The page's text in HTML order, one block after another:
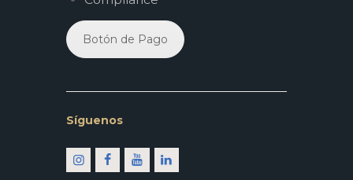
Botón de Pago
Síguenos